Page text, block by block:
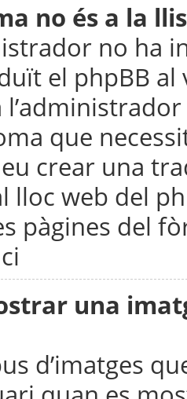
no és a la
no ha
el phpBB
que
crear una
lloc web del
pàgines del
una
d’imatges